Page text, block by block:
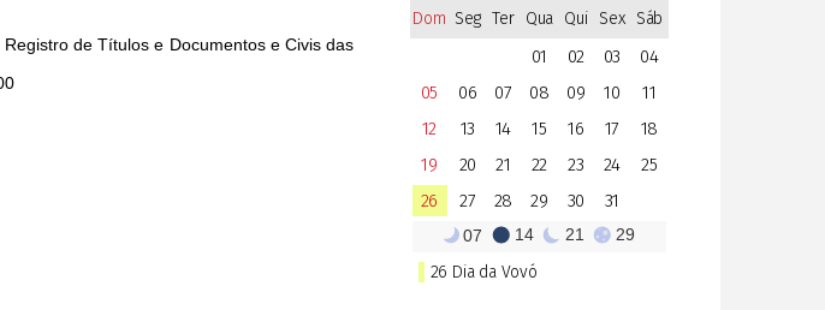
de Títulos e Documentos e Civis das